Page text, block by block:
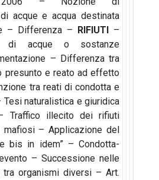
acque e acqua destinata
– Differenza –
RIFIUTI
–
di acque o sostanze
– Differenza tra
presunto e reato ad effetto
tra reati di condotta e
naturalistica e giuridica
Traffico illecito dei rifiuti
– Applicazione del
bis in idem” – Condotta-
– Successione nelle
tra organismi diversi – Art.